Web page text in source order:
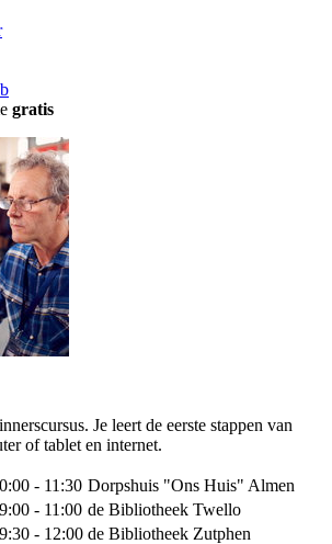
gratis
Je leert de eerste stappen van
of tablet en internet.
- 11:30 Dorpshuis "Ons Huis" Almen
- 11:00 de Bibliotheek Twello
- 12:00 de Bibliotheek Zutphen